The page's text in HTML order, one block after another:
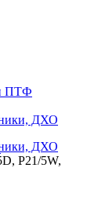
ПТФ
ДХО
ДХО
P21/5W,